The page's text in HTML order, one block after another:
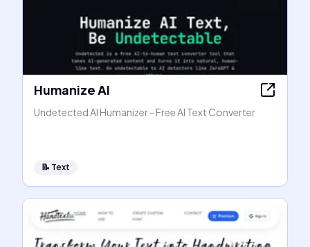
Humanize AI
Undetected AI Humanizer - Free AI Text Converter
📝 Text